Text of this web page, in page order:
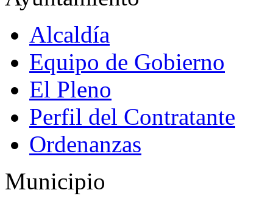
Alcaldía
Equipo de Gobierno
El Pleno
Perfil del Contratante
Ordenanzas
Municipio